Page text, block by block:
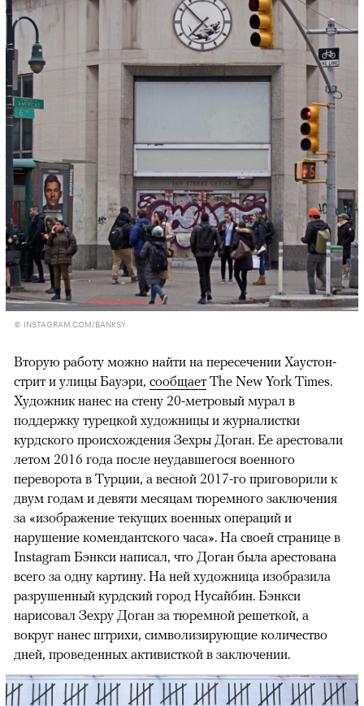
© INSTAGRAM.COM/BANKSY
Вторую работу можно найти на пересечении Хаустон-
стрит и улицы Бауэри, сообщает The New York Times.
Художник нанес на стену 20-метровый мурал в
поддержку турецкой художницы и журналистки
курдского происхождения Зехры Доган. Ее арестовали
летом 2016 года после неудавшегося военного
переворота в Турции, а весной 2017-го приговорили к
двум годам и девяти месяцам тюремного заключения
за «изображение текущих военных операций и
нарушение комендантского часа». На своей странице в
Instagram Бэнкси написал, что Доган была арестована
всего за одну картину. На ней художница изобразила
разрушенный курдский город Нусайбин. Бэнкси
нарисовал Зехру Доган за тюремной решеткой, а
вокруг нанес штрихи, символизирующие количество
дней, проведенных активисткой в заключении.